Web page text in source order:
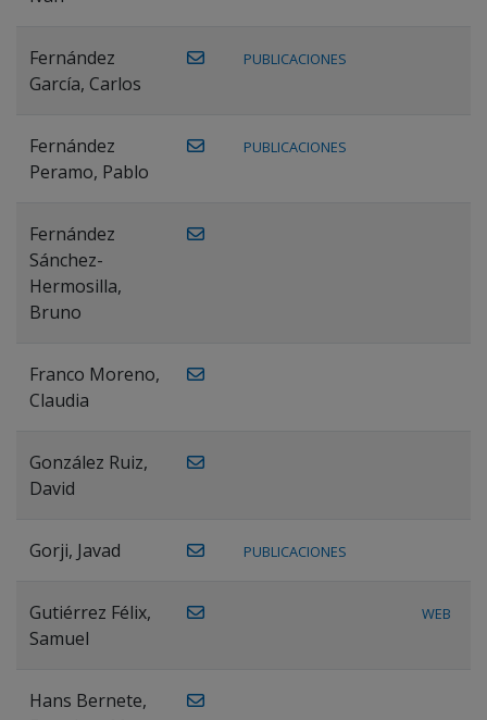
Fernández
García, Carlos
PUBLICACIONES
Fernández
Peramo, Pablo
PUBLICACIONES
Fernández
Sánchez-
Hermosilla,
Bruno
Franco Moreno,
Claudia
González Ruiz,
David
Gorji, Javad PUBLICACIONES
Gutiérrez Félix,
Samuel
WEB
Hans Bernete,